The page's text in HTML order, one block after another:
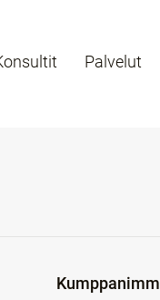
Palvelut